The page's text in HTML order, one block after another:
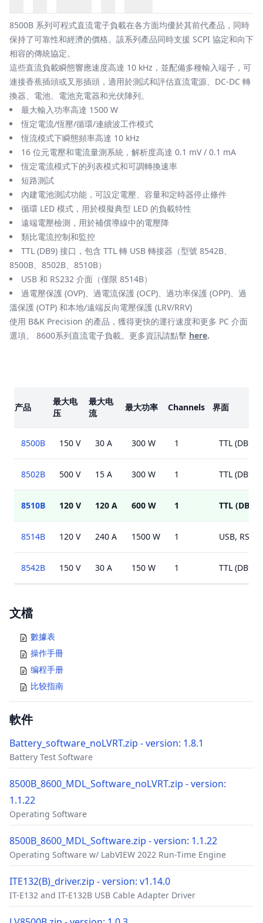
概述
8500B 系列可程式直流電子負載在各方面均優於其前代產品，同時
保持了可靠性和經濟的價格。該系列產品同時支援 SCPI 協定和向下
相容的傳統協定。
這些直流負載瞬態響應速度高達 10 kHz，並配備多種輸入端子，可
連接香蕉插頭或叉形插頭，適用於測試和評估直流電源、DC-DC 轉
換器、電池、電池充電器和光伏陣列。
最大輸入功率高達 1500 W
恆定電流/恆壓/循環/連續波工作模式
恆流模式下瞬態頻率高達 10 kHz
16 位元電壓和電流量測系統，解析度高達 0.1 mV / 0.1 mA
恆定電流模式下的列表模式和可調轉換速率
短路測試
內建電池測試功能，可設定電壓、容量和定時器停止條件
循環 LED 模式，用於模擬典型 LED 的負載特性
遠端電壓檢測，用於補償導線中的電壓降
類比電流控制和監控
TTL (DB9) 接口，包含 TTL 轉 USB 轉接器（型號 8542B、
8500B、8502B、8510B）
USB 和 RS232 介面（僅限 8514B）
過電壓保護 (OVP)、過電流保護 (OCP)、過功率保護 (OPP)、過
溫保護 (OTP) 和本地/遠端反向電壓保護 (LRV/RRV)
使用 B&K Precision 的產品，獲得更快的運行速度和更多 PC 介面
選項。 8600系列直流電子負載。更多資訊請點擊 here.
产品
最大电
压
最大电
流
最大功率 Channels 界面
8500B 150 V 30 A 300 W 1 TTL (DB9)
8502B 500 V 15 A 300 W 1 TTL (DB9)
8510B 120 V 120 A 600 W 1 TTL (DB9)
8514B 120 V 240 A 1500 W 1 USB, RS232
8542B 150 V 30 A 150 W 1 TTL (DB9)
Documents
文檔
數據表
操作手冊
编程手册
比较指南
軟件
Battery_software_noLVRT.zip - version: 1.8.1
Battery Test Software
8500B_8600_MDL_Software_noLVRT.zip - version:
1.1.22
Operating Software
8500B_8600_MDL_Software.zip - version: 1.1.22
Operating Software w/ LabVIEW 2022 Run-Time Engine
ITE132(B)_driver.zip - version: v1.14.0
IT-E132 and IT-E132B USB Cable Adapter Driver